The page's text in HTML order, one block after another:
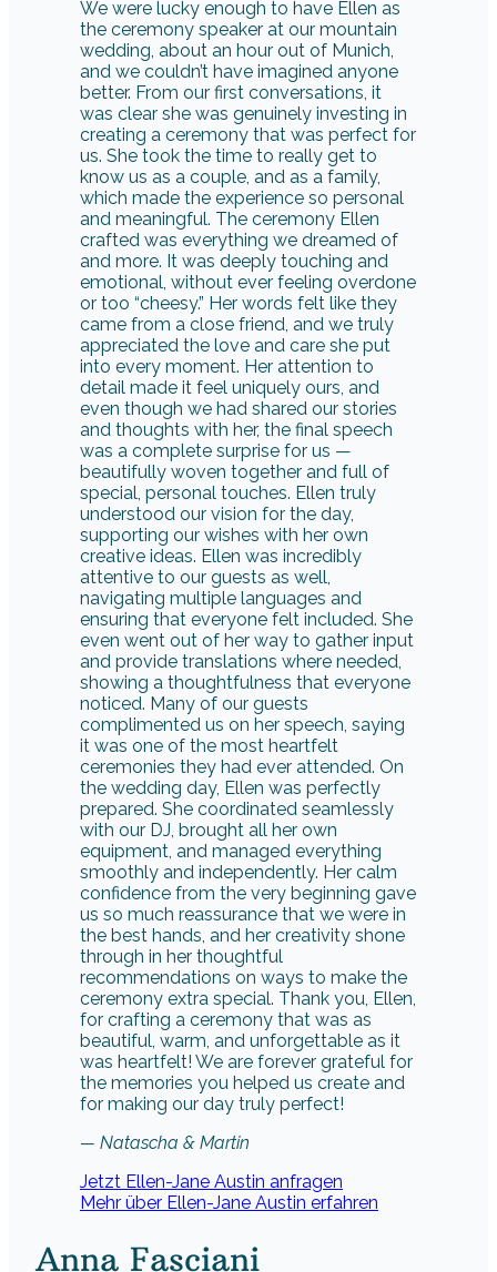
and more. It was deeply touching and
emotional, without ever feeling overdone
or too “cheesy.” Her words felt like they
came from a close friend, and we truly
appreciated the love and care she put
into every moment. Her attention to
detail made it feel uniquely ours, and
even though we had shared our stories
and thoughts with her, the final speech
was a complete surprise for us —
beautifully woven together and full of
special, personal touches. Ellen truly
understood our vision for the day,
supporting our wishes with her own
creative ideas. Ellen was incredibly
attentive to our guests as well,
navigating multiple languages and
ensuring that everyone felt included. She
even went out of her way to gather input
and provide translations where needed,
showing a thoughtfulness that everyone
noticed. Many of our guests
complimented us on her speech, saying
it was one of the most heartfelt
ceremonies they had ever attended. On
the wedding day, Ellen was perfectly
prepared. She coordinated seamlessly
with our DJ, brought all her own
equipment, and managed everything
smoothly and independently. Her calm
confidence from the very beginning gave
us so much reassurance that we were in
the best hands, and her creativity shone
through in her thoughtful
recommendations on ways to make the
ceremony extra special. Thank you, Ellen,
for crafting a ceremony that was as
beautiful, warm, and unforgettable as it
was heartfelt! We are forever grateful for
the memories you helped us create and
for making our day truly perfect!
— Natascha & Martin
Jetzt Ellen-Jane Austin anfragen
Mehr über Ellen-Jane Austin erfahren
Anna Fasciani
Foto: Herr Holzner